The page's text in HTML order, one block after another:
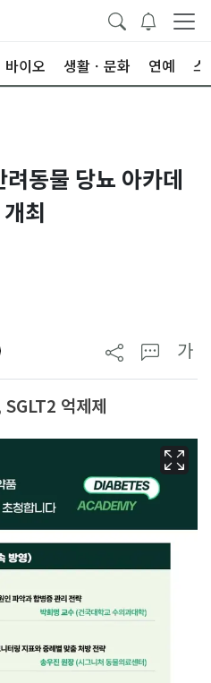
바이오 생활ㆍ문화 연예 스
동물 당뇨 아카데
최
가
억제제